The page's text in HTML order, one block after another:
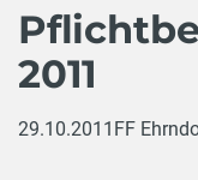
2011
29.10.2011 FF